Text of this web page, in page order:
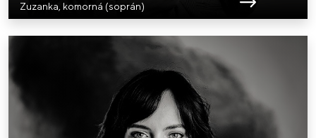
Zuzanka, komorná (soprán)